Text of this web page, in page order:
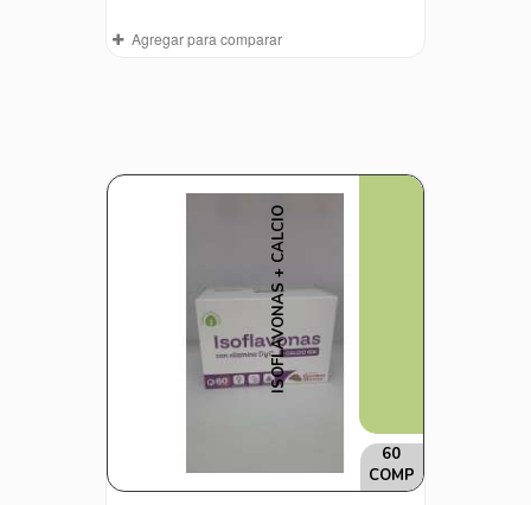
Agregar para comparar
ISOFLAVONAS + CALCIO
60
COMP